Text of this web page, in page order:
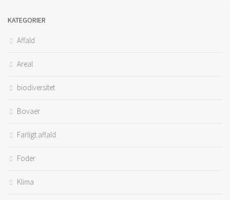
KATEGORIER
Affald
Areal
biodiversitet
Bovaer
Farligt affald
Foder
Klima